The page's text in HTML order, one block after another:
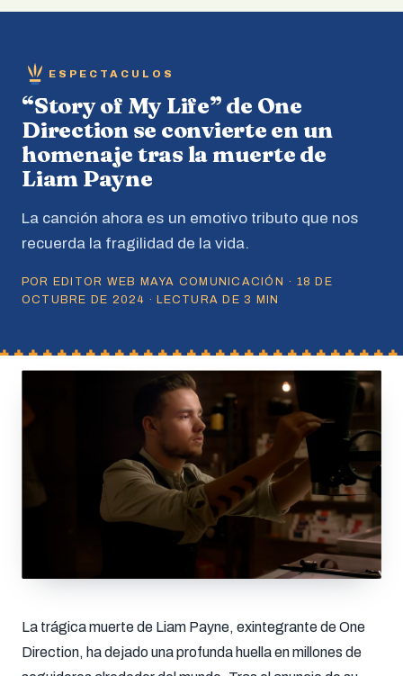
ESPECTACULOS
“Story of My Life” de One
Direction se convierte en un
homenaje tras la muerte de
Liam Payne
La canción ahora es un emotivo tributo que nos
recuerda la fragilidad de la vida.
POR EDITOR WEB MAYA COMUNICACIÓN · 18 DE
OCTUBRE DE 2024 · LECTURA DE 3 MIN
La trágica muerte de Liam Payne, exintegrante de One
Direction, ha dejado una profunda huella en millones de